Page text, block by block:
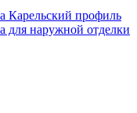
Карельский профиль
для наружной отделки